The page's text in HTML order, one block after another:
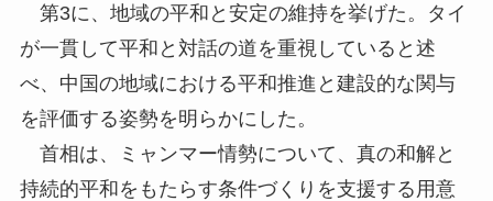
第3に、地域の平和と安定の維持を挙げた。タイ
が一貫して平和と対話の道を重視していると述
べ、中国の地域における平和推進と建設的な関与
を評価する姿勢を明らかにした。
首相は、ミャンマー情勢について、真の和解と
持続的平和をもたらす条件づくりを支援する用意